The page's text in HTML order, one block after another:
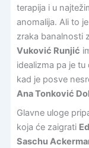
terapija i u
anomalija. Ali to
zraka banalnosti
Vuković Runjić
idealizma pa je
kad je posve
Ana Tonković
Glavne uloge
koja će zaigrati
Saschu